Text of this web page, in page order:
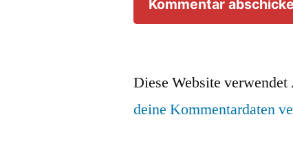
Diese Website
deine Kommentardaten